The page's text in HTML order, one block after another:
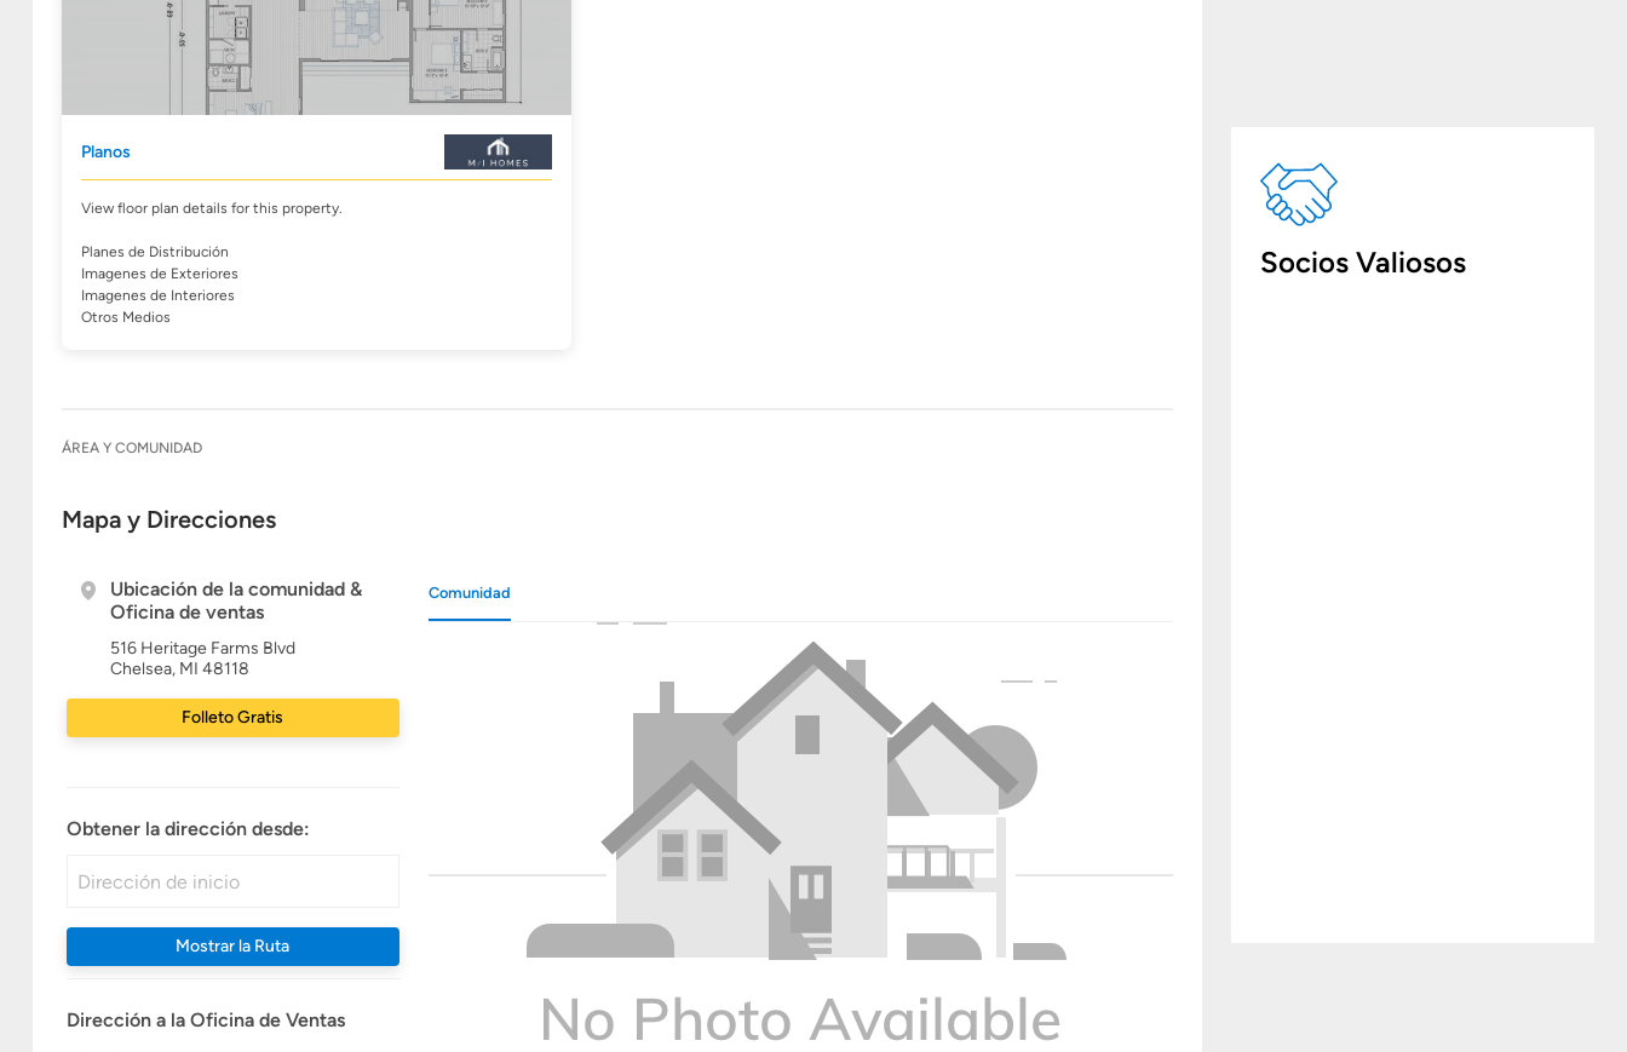
Socios Valiosos
Planos
View floor plan details for this property.
Planes de Distribución
Imagenes de Exteriores
Imagenes de Interiores
Otros Medios
ÁREA Y COMUNIDAD
Mapa y Direcciones
Ubicación de la comunidad &
Oficina de ventas
516 Heritage Farms Blvd
Chelsea, MI 48118
Folleto Gratis
Obtener la dirección desde:
Mostrar la Ruta
Dirección a la Oficina de Ventas
Comunidad